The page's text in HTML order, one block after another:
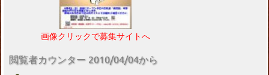
画像クリックで募集サイトへ
閲覧者カウンター 2010/04/04から